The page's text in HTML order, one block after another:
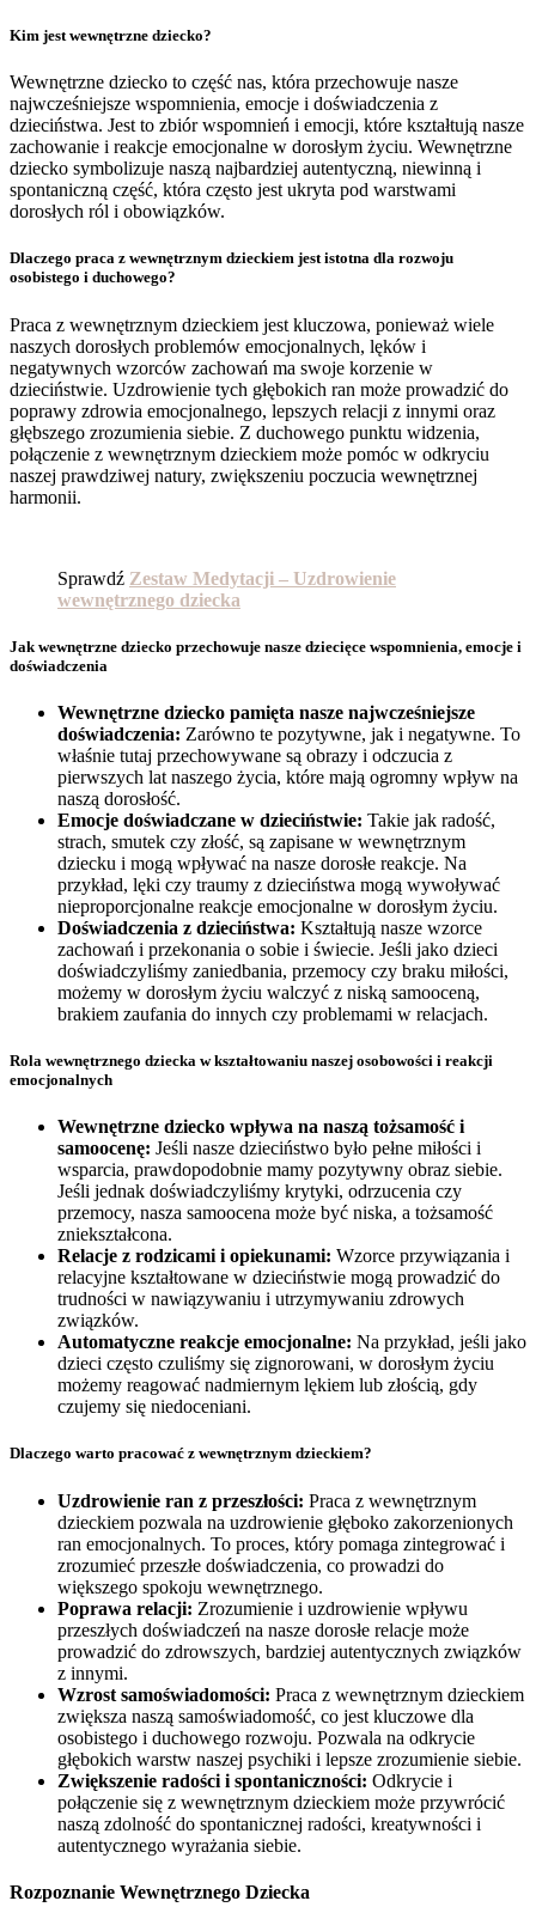
Kim jest wewnętrzne dziecko?
Wewnętrzne dziecko to część nas, która przechowuje nasze
najwcześniejsze wspomnienia, emocje i doświadczenia z
dzieciństwa. Jest to zbiór wspomnień i emocji, które kształtują nasze
zachowanie i reakcje emocjonalne w dorosłym życiu. Wewnętrzne
dziecko symbolizuje naszą najbardziej autentyczną, niewinną i
spontaniczną część, która często jest ukryta pod warstwami
dorosłych ról i obowiązków.
Dlaczego praca z wewnętrznym dzieckiem jest istotna dla rozwoju
osobistego i duchowego?
Praca z wewnętrznym dzieckiem jest kluczowa, ponieważ wiele
naszych dorosłych problemów emocjonalnych, lęków i
negatywnych wzorców zachowań ma swoje korzenie w
dzieciństwie. Uzdrowienie tych głębokich ran może prowadzić do
poprawy zdrowia emocjonalnego, lepszych relacji z innymi oraz
głębszego zrozumienia siebie. Z duchowego punktu widzenia,
połączenie z wewnętrznym dzieckiem może pomóc w odkryciu
naszej prawdziwej natury, zwiększeniu poczucia wewnętrznej
harmonii.
Sprawdź Zestaw Medytacji – Uzdrowienie
wewnętrznego dziecka
Jak wewnętrzne dziecko przechowuje nasze dziecięce wspomnienia, emocje i
doświadczenia
Wewnętrzne dziecko pamięta nasze najwcześniejsze
doświadczenia: Zarówno te pozytywne, jak i negatywne. To
właśnie tutaj przechowywane są obrazy i odczucia z
pierwszych lat naszego życia, które mają ogromny wpływ na
naszą dorosłość.
Emocje doświadczane w dzieciństwie: Takie jak radość,
strach, smutek czy złość, są zapisane w wewnętrznym
dziecku i mogą wpływać na nasze dorosłe reakcje. Na
przykład, lęki czy traumy z dzieciństwa mogą wywoływać
nieproporcjonalne reakcje emocjonalne w dorosłym życiu.
Doświadczenia z dzieciństwa: Kształtują nasze wzorce
zachowań i przekonania o sobie i świecie. Jeśli jako dzieci
doświadczyliśmy zaniedbania, przemocy czy braku miłości,
możemy w dorosłym życiu walczyć z niską samooceną,
brakiem zaufania do innych czy problemami w relacjach.
Rola wewnętrznego dziecka w kształtowaniu naszej osobowości i reakcji
emocjonalnych
Wewnętrzne dziecko wpływa na naszą tożsamość i
samoocenę: Jeśli nasze dzieciństwo było pełne miłości i
wsparcia, prawdopodobnie mamy pozytywny obraz siebie.
Jeśli jednak doświadczyliśmy krytyki, odrzucenia czy
przemocy, nasza samoocena może być niska, a tożsamość
zniekształcona.
Relacje z rodzicami i opiekunami: Wzorce przywiązania i
relacyjne kształtowane w dzieciństwie mogą prowadzić do
trudności w nawiązywaniu i utrzymywaniu zdrowych
związków.
Automatyczne reakcje emocjonalne: Na przykład, jeśli jako
dzieci często czuliśmy się zignorowani, w dorosłym życiu
możemy reagować nadmiernym lękiem lub złością, gdy
czujemy się niedoceniani.
Dlaczego warto pracować z wewnętrznym dzieckiem?
Uzdrowienie ran z przeszłości: Praca z wewnętrznym
dzieckiem pozwala na uzdrowienie głęboko zakorzenionych
ran emocjonalnych. To proces, który pomaga zintegrować i
zrozumieć przeszłe doświadczenia, co prowadzi do
większego spokoju wewnętrznego.
Poprawa relacji: Zrozumienie i uzdrowienie wpływu
przeszłych doświadczeń na nasze dorosłe relacje może
prowadzić do zdrowszych, bardziej autentycznych związków
z innymi.
Wzrost samoświadomości: Praca z wewnętrznym dzieckiem
zwiększa naszą samoświadomość, co jest kluczowe dla
osobistego i duchowego rozwoju. Pozwala na odkrycie
głębokich warstw naszej psychiki i lepsze zrozumienie siebie.
Zwiększenie radości i spontaniczności: Odkrycie i
połączenie się z wewnętrznym dzieckiem może przywrócić
naszą zdolność do spontanicznej radości, kreatywności i
autentycznego wyrażania siebie.
Rozpoznanie Wewnętrznego Dziecka